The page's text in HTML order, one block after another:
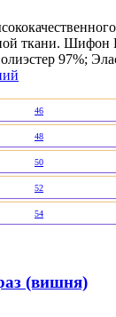
ткани. Шифон
97%;
46
48
50
52
54
(вишня)